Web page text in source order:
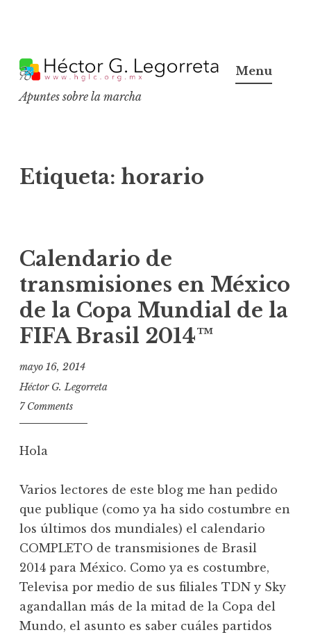
k
p
c
o
n
t
Apuntes sobre la marcha
Menu
Etiqueta: horario
Calendario de
transmisiones en México
de la Copa Mundial de la
FIFA Brasil 2014™
mayo 16, 2014
Héctor G. Legorreta
7 Comments
Hola
Varios lectores de este blog me han pedido
que publique (como ya ha sido costumbre en
los últimos dos mundiales) el calendario
COMPLETO de transmisiones de Brasil
2014 para México. Como ya es costumbre,
Televisa por medio de sus filiales TDN y Sky
agandallan más de la mitad de la Copa del
Mundo, el asunto es saber cuáles partidos